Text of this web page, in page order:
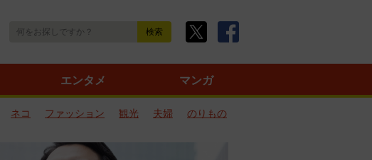
エンタメ マンガ
ネコ ファッション 観光 夫婦
のりもの